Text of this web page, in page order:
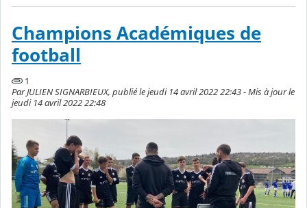
Champions Académiques de
football
1
Par JULIEN SIGNARBIEUX, publié le jeudi 14 avril 2022 22:43 - Mis à jour le
jeudi 14 avril 2022 22:48